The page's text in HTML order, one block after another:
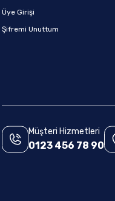
Üye Girişi
Şifremi Unuttum
Müşteri Hizmetleri
0123 456 78 90